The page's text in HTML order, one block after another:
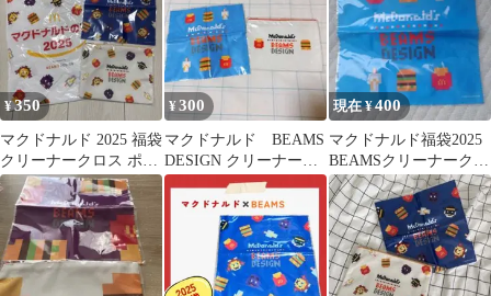
¥350
マクドナルド 2025 福袋
クリーナークロス ポー
チ 2点セット
¥300
マクドナルド BEAMS
DESIGN クリーナーク
ロスとポーチ
現在 ¥400
マクドナルド福袋2025
BEAMSクリーナークロ
ス